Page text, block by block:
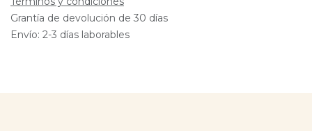
Grantía de devolución de 30 días
Envío: 2-3 días laborables